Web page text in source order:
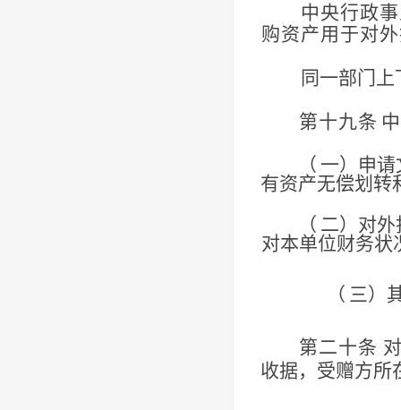
中央行政
购资产用于对
同一部门
第十九条
（ 一）申
有资产无偿划转
（ 二）对
对本单位财务状
（ 三）
第二十条
收据，受赠方所